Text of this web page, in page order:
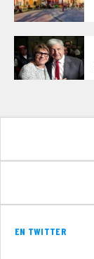
EN TWITTER